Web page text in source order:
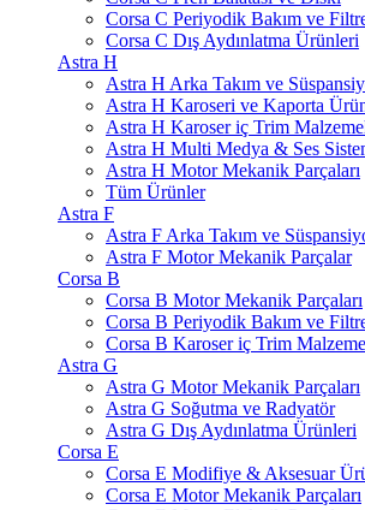
Corsa C Periyodik Bakım ve
Corsa C Dış Aydınlatma Ürünleri
Astra H
Astra H Arka Takım ve
Astra H Karoseri ve Kaporta
Astra H Karoser iç Trim
Astra H Multi Medya & Ses
Astra H Motor Mekanik Parçaları
Tüm Ürünler
Astra F
Astra F Arka Takım ve
Astra F Motor Mekanik Parçalar
Corsa B
Corsa B Motor Mekanik Parçaları
Corsa B Periyodik Bakım ve
Corsa B Karoser iç Trim
Astra G
Astra G Motor Mekanik Parçaları
Astra G Soğutma ve Radyatör
Astra G Dış Aydınlatma Ürünleri
Corsa E
Corsa E Modifiye & Aksesuar
Corsa E Motor Mekanik Parçaları